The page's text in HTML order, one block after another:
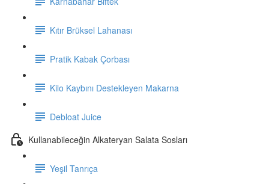
Kıtır Brüksel Lahanası
Pratik Kabak Çorbası
Kilo Kaybını Destekleyen Makarna
Debloat Juice
Kullanabileceğin Alkateryan Salata Sosları
Yeşil Tanrıça